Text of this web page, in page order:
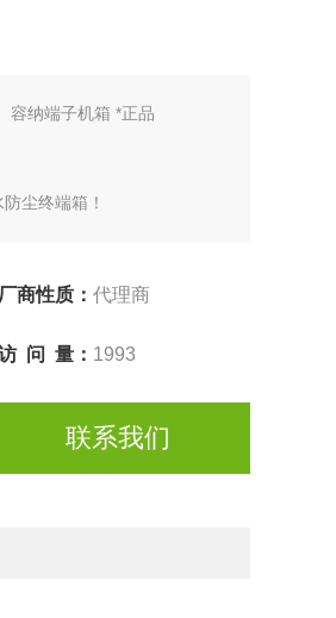
容纳端子机箱 *正品
尘终端箱！
厂商性质：代理商
问 量： 1993
联系我们